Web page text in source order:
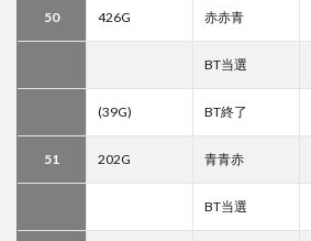
50 426G 赤赤青
BT当選
(39G) BT終了
51 202G 青青赤
BT当選